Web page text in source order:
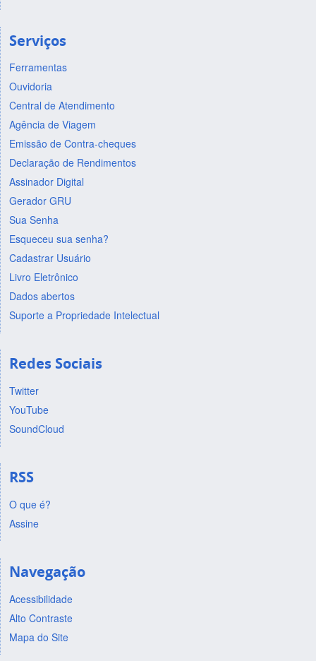
Serviços
Ferramentas
Ouvidoria
Central de Atendimento
Agência de Viagem
Emissão de Contra-cheques
Declaração de Rendimentos
Assinador Digital
Gerador GRU
Sua Senha
Esqueceu sua senha?
Cadastrar Usuário
Livro Eletrônico
Dados abertos
Suporte a Propriedade Intelectual
Redes Sociais
Twitter
YouTube
SoundCloud
RSS
O que é?
Assine
Navegação
Acessibilidade
Alto Contraste
Mapa do Site